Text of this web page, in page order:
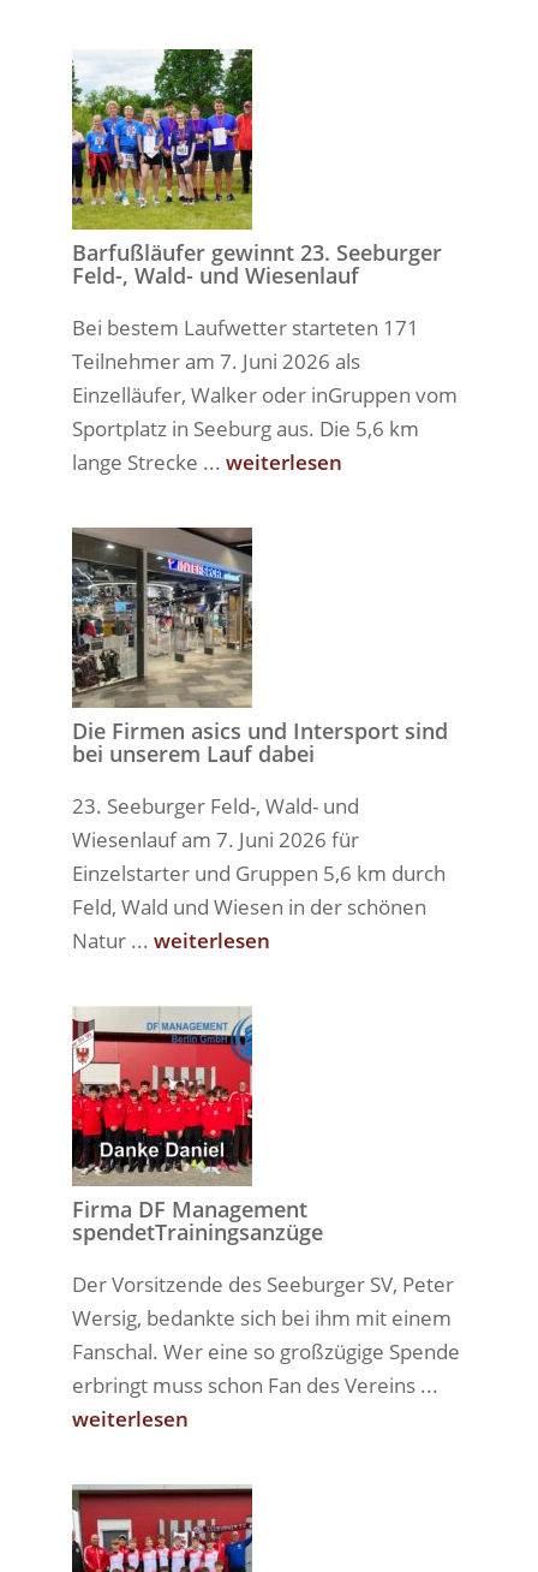
Barfußläufer gewinnt 23. Seeburger
Feld-, Wald- und Wiesenlauf
Bei bestem Laufwetter starteten 171
Teilnehmer am 7. Juni 2026 als
Einzelläufer, Walker oder inGruppen vom
Sportplatz in Seeburg aus. Die 5,6 km
lange Strecke ... weiterlesen
Die Firmen asics und Intersport sind
bei unserem Lauf dabei
23. Seeburger Feld-, Wald- und
Wiesenlauf am 7. Juni 2026 für
Einzelstarter und Gruppen 5,6 km durch
Feld, Wald und Wiesen in der schönen
Natur ... weiterlesen
Firma DF Management
spendetTrainingsanzüge
Der Vorsitzende des Seeburger SV, Peter
Wersig, bedankte sich bei ihm mit einem
Fanschal. Wer eine so großzügige Spende
erbringt muss schon Fan des Vereins ...
weiterlesen